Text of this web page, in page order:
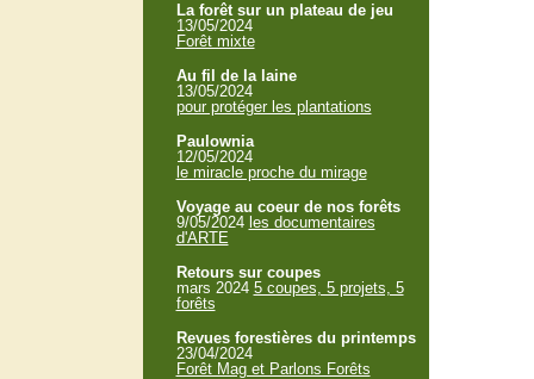
La forêt sur un plateau de jeu
13/05/2024
Forêt mixte
Au fil de la laine
13/05/2024
pour protéger les plantations
Paulownia
12/05/2024
le miracle proche du mirage
Voyage au coeur de nos forêts
9/05/2024 les documentaires
d'ARTE
Retours sur coupes
mars 2024 5 coupes, 5 projets, 5
forêts
Revues forestières du printemps
23/04/2024
Forêt Mag et Parlons Forêts